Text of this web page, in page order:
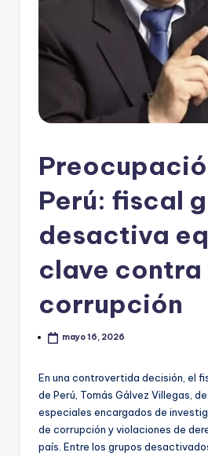
Perú: fiscal
desactiva
clave contra
corrupción
mayo 16, 2026
En una controvertida decisión, el
de Perú, Tomás Gálvez Villegas,
especiales encargados de
de corrupción y violaciones de
país. Entre los grupos